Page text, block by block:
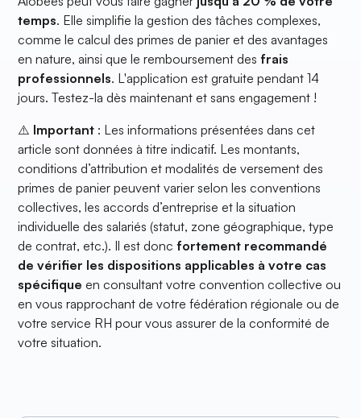
temps. Elle simplifie la gestion des tâches complexes,
comme le calcul des primes de panier et des avantages
en nature, ainsi que le remboursement desfrais
professionnels. L'application est gratuite pendant 14
jours. Testez-la dès maintenant et sans engagement !
⚠️ Important : Les informations présentées dans cet
article sont données à titre indicatif. Les montants,
conditions d’attribution et modalités de versement des
primes de panier peuvent varier selon les conventions
collectives, les accords d’entreprise et la situation
individuelle des salariés (statut, zone géographique, type
de contrat, etc.). Il est doncfortement recommandé
de vérifier les dispositions applicables à votre cas
spécifique en consultant votre convention collective ou
en vous rapprochant de votre fédération régionale ou de
votre service RH pour vous assurer de la conformité de
votre situation.